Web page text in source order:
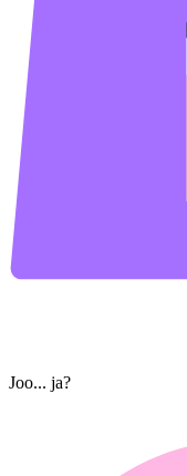
Joo... ja?